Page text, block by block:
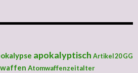
apokalyptisch Artikel 20 GG
Atomwaffenzeitalter